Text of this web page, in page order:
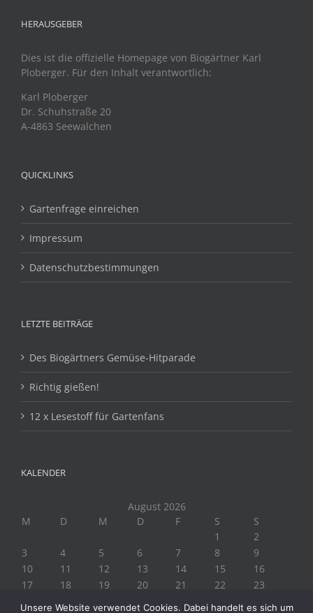
HERAUSGEBER
Dies ist die offizielle Homepage von Biogärtner Karl
Ploberger. Für den Inhalt verantwortlich:
Karl Ploberger
Dr. Schuhstraße 20
A-4863 Seewalchen
QUICKLINKS
Gartenfrage einreichen
Impressum
Datenschutzbestimmungen
LETZTE BEITRÄGE
Des Biogärtners Gemüse-Hitparade
Richtig gießen!
12 x Lesestoff für Gartenfans
KALENDER
August 2026
M
D M D F S
S
1
2
3
4 5 6 7 8
9
10
11 12 13 14 15
16
17
18 19 20 21 22
23
Unsere Website verwendet Cookies. Dabei handelt es sich um